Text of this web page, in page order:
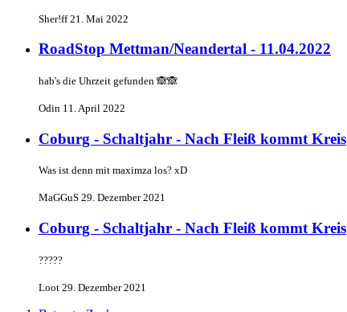
Sher!ff21. Mai 2022
RoadStop Mettman/Neandertal - 11.04.2022
hab's die Uhrzeit gefunden 🙈🙈
Odin 11. April 2022
Coburg - Schaltjahr - Nach Fleiß kommt Kreis
Was ist denn mit maximza los? xD
MaGGuS 29. Dezember 2021
Coburg - Schaltjahr - Nach Fleiß kommt Kreis
?????
Loot 29. Dezember 2021